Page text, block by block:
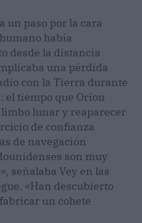
un paso por la cara
había
desde la distancia
una pérdida
con la Tierra durante
el tiempo que Orion
lunar y reaparecer
de confianza
de navegación
son muy
señalaba Vey en las
«Han descubierto
un cohete